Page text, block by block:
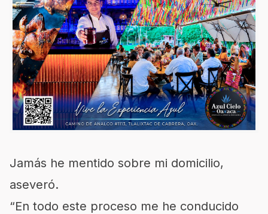
Jamás he mentido sobre mi domicilio,
aseveró.
“En todo este proceso me he conducido